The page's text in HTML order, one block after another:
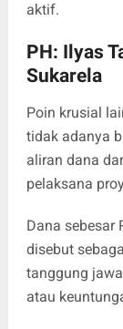
aktif.
PH: Ilyas
Sukarela
Poin krusial
tidak adanya
aliran dana
pelaksana
Dana sebesar
disebut
tanggung
atau